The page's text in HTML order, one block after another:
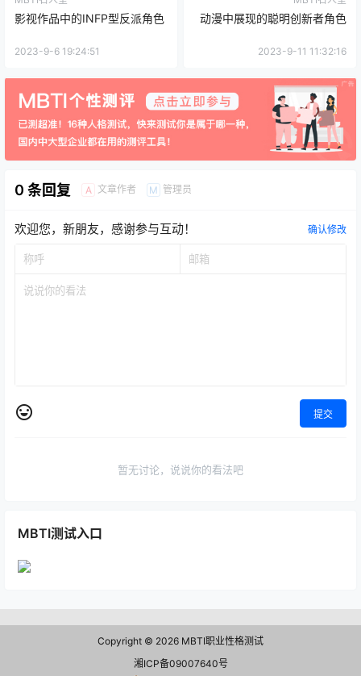
影视作品中的INFP型反派角色
2023-9-6 19:24:51
动漫中展现的聪明创新者角色
2023-9-11 11:32:16
0 条回复 A 文章作者 M 管理员
欢迎您，新朋友，感谢参与互动！ 确认修改
提交
暂无讨论，说说你的看法吧
MBTI测试入口
Copyright © 2026 MBTI职业性格测试
湘ICP备09007640号